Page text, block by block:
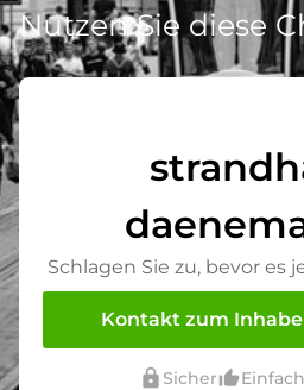
Nutzen Sie diese
Schlagen Sie zu, bevor es
Kontakt zum
lock Sicherthumb_up_altEinfach